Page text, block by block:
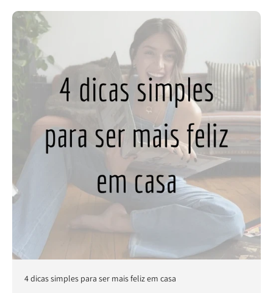
4 dicas simples para ser mais feliz em casa